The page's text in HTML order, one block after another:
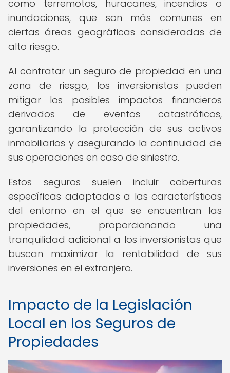
como terremotos, huracanes, incendios o
inundaciones, que son más comunes en
ciertas áreas geográficas consideradas de
alto riesgo.
Al contratar un seguro de propiedad en una
zona de riesgo, los inversionistas pueden
mitigar los posibles impactos financieros
derivados de eventos catastróficos,
garantizando la protección de sus activos
inmobiliarios y asegurando la continuidad de
sus operaciones en caso de siniestro.
Estos seguros suelen incluir coberturas
específicas adaptadas a las características
del entorno en el que se encuentran las
propiedades, proporcionando una
tranquilidad adicional a los inversionistas que
buscan maximizar la rentabilidad de sus
inversiones en el extranjero.
Impacto de la Legislación
Local en los Seguros de
Propiedades